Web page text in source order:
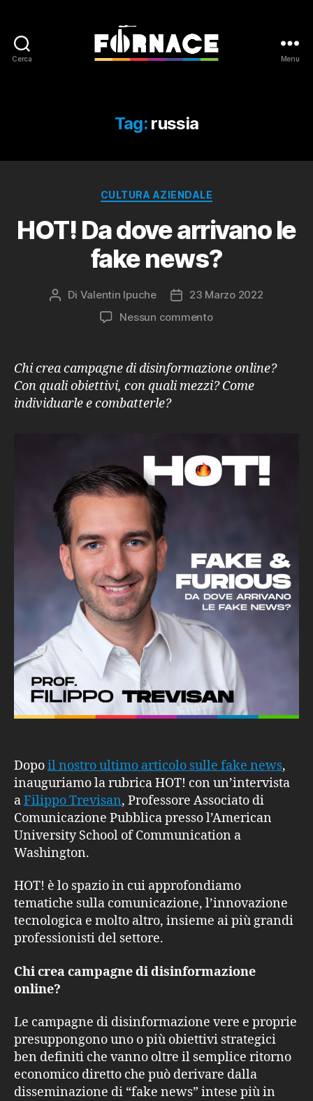
Cerca Menu
Tag: russia
Categorie
CULTURA AZIENDALE
HOT! Da dove arrivano le
fake news?
Autore
Di Valentin Ipuche
Data23 Marzo 2022
Nessun commentosu
arrivano
le
Chi crea campagne di disinformazione online?
Con quali obiettivi, con quali mezzi? Come
individuarle e combatterle?
Dopoil nostro ultimo articolo sulle fake news,
inauguriamo la rubrica HOT! con un’intervista
aFilippo Trevisan, Professore Associato di
Comunicazione Pubblica presso l’American
University School of Communication a
Washington.
HOT! è lo spazio in cui approfondiamo
tematiche sulla comunicazione, l’innovazione
tecnologica e molto altro, insieme ai più grandi
professionisti del settore.
Chi crea campagne di disinformazione
online?
Le campagne di disinformazione vere e proprie
presuppongono uno o più obiettivi strategici
ben definiti che vanno oltre il semplice ritorno
economico diretto che può derivare dalla
disseminazione di “fake news” intese più in